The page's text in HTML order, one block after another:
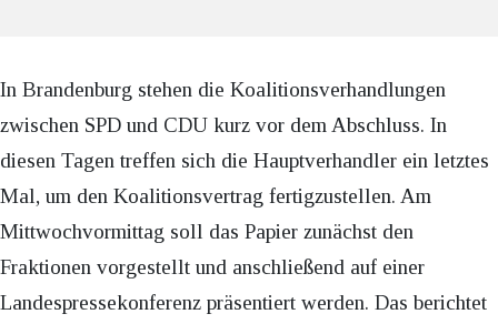
In Brandenburg stehen die Koalitionsverhandlungen
zwischen SPD und CDU kurz vor dem Abschluss. In
diesen Tagen treffen sich die Hauptverhandler ein letztes
Mal, um den Koalitionsvertrag fertigzustellen. Am
Mittwochvormittag soll das Papier zunächst den
Fraktionen vorgestellt und anschließend auf einer
Landespressekonferenz präsentiert werden. Das berichtet